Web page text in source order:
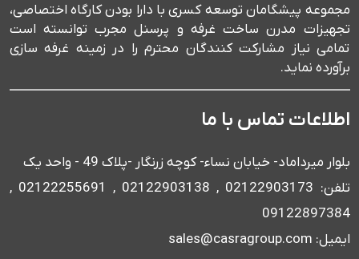
مجموعه پیشگامان توسعه کسری با دارا بودن کارگاه اختصاصی،
تجهیزات مدرن ساخت غرفه و پرسنل مجرب توانسته است
تمامی نیاز مشارکت کنندگان محترم را در زمینه غرفه سازی
برآورده نماید.
اطلاعات تماس با ما
بلوار میرداماد- خیابان نساء- کوچه زرنگار -پلاک 49 - واحد یک
تلفن: 02122903173 , 02122903138 , 02122255691 ,
09122897384
ایمیل: sales@casragroup.com